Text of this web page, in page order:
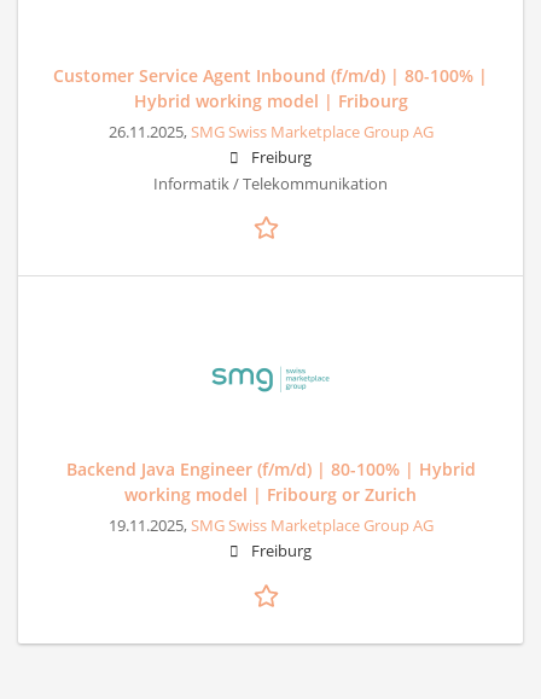
Customer Service Agent Inbound (f/m/d) | 80-100% |
Hybrid working model | Fribourg
26.11.2025,SMG Swiss Marketplace Group AG
Freiburg
Informatik / Telekommunikation
Backend Java Engineer (f/m/d) | 80-100% | Hybrid
working model | Fribourg or Zurich
19.11.2025,SMG Swiss Marketplace Group AG
Freiburg